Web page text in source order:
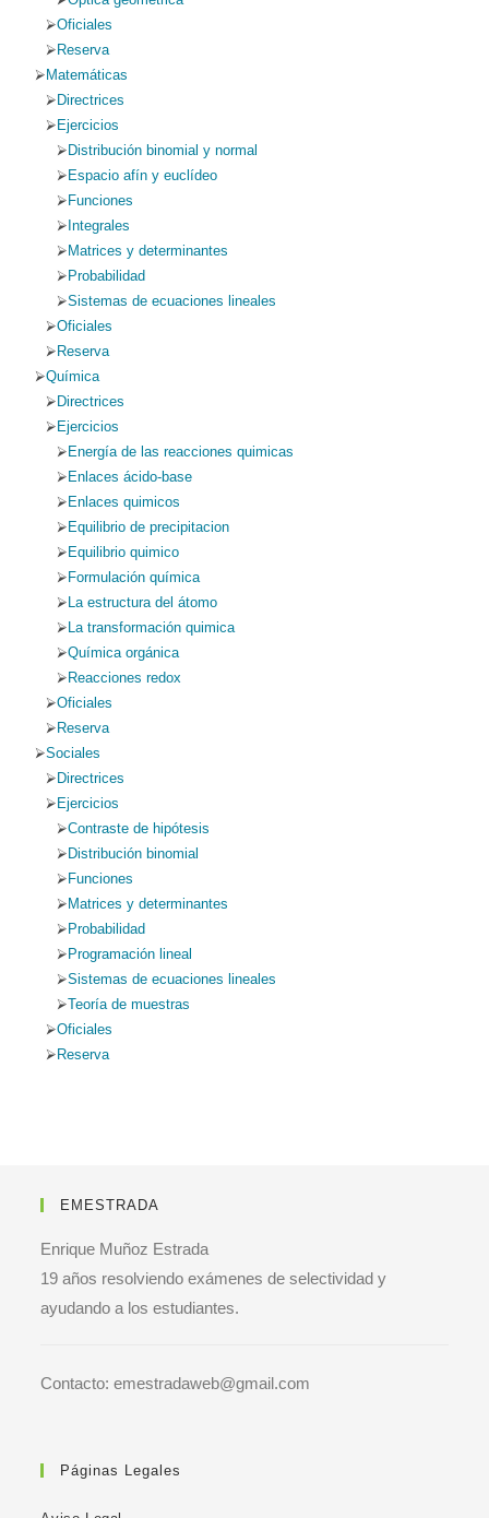
Oficiales
Reserva
Matemáticas
Directrices
Ejercicios
Distribución binomial y normal
Espacio afín y euclídeo
Funciones
Integrales
Matrices y determinantes
Probabilidad
Sistemas de ecuaciones lineales
Oficiales
Reserva
Química
Directrices
Ejercicios
Energía de las reacciones quimicas
Enlaces ácido-base
Enlaces quimicos
Equilibrio de precipitacion
Equilibrio quimico
Formulación química
La estructura del átomo
La transformación quimica
Química orgánica
Reacciones redox
Oficiales
Reserva
Sociales
Directrices
Ejercicios
Contraste de hipótesis
Distribución binomial
Funciones
Matrices y determinantes
Probabilidad
Programación lineal
Sistemas de ecuaciones lineales
Teoría de muestras
Oficiales
Reserva
EMESTRADA
Enrique Muñoz Estrada
19 años resolviendo exámenes de selectividad y
ayudando a los estudiantes.
Contacto: emestradaweb@gmail.com
Páginas Legales